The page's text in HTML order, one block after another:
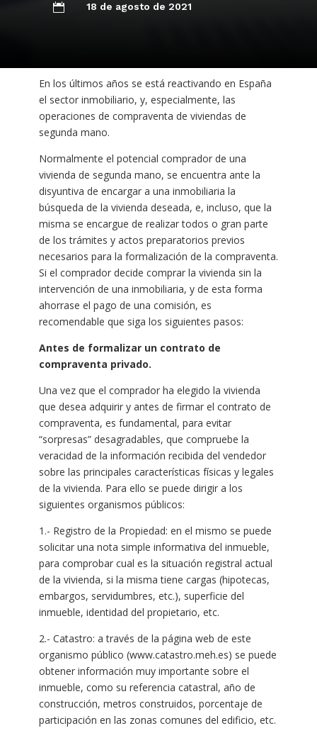
 18 de agosto de 2021
En los últimos años se está reactivando en España
el sector inmobiliario, y, especialmente, las
operaciones de compraventa de viviendas de
segunda mano.
Normalmente el potencial comprador de una
vivienda de segunda mano, se encuentra ante la
disyuntiva de encargar a una inmobiliaria la
búsqueda de la vivienda deseada, e, incluso, que la
misma se encargue de realizar todos o gran parte
de los trámites y actos preparatorios previos
necesarios para la formalización de la compraventa.
Si el comprador decide comprar la vivienda sin la
intervención de una inmobiliaria, y de esta forma
ahorrase el pago de una comisión, es
recomendable que siga los siguientes pasos:
Antes de formalizar un contrato de
compraventa privado.
Una vez que el comprador ha elegido la vivienda
que desea adquirir y antes de firmar el contrato de
compraventa, es fundamental, para evitar
“sorpresas” desagradables, que compruebe la
veracidad de la información recibida del vendedor
sobre las principales características físicas y legales
de la vivienda. Para ello se puede dirigir a los
siguientes organismos públicos:
1.- Registro de la Propiedad: en el mismo se puede
solicitar una nota simple informativa del inmueble,
para comprobar cual es la situación registral actual
de la vivienda, si la misma tiene cargas (hipotecas,
embargos, servidumbres, etc.), superficie del
inmueble, identidad del propietario, etc.
2.- Catastro: a través de la página web de este
organismo público (www.catastro.meh.es) se puede
obtener información muy importante sobre el
inmueble, como su referencia catastral, año de
construcción, metros construidos, porcentaje de
participación en las zonas comunes del edificio, etc.